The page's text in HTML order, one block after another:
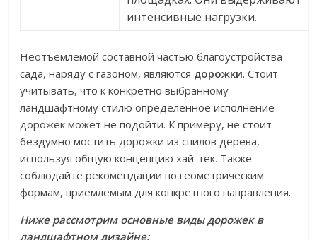
интенсивные нагрузки.
Неотъемлемой составной частью благоустройства
сада, наряду с газоном, являются дорожки. Стоит
учитывать, что к конкретно выбранному
ландшафтному стилю определенное исполнение
дорожек может не подойти. К примеру, не стоит
бездумно мостить дорожки из спилов дерева,
используя общую концепцию хай-тек. Также
соблюдайте рекомендации по геометрическим
формам, приемлемым для конкретного направления.
Ниже рассмотрим основные виды дорожек в
ландшафтном дизайне: